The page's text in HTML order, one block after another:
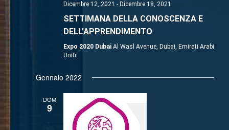
Dicembre 12, 2021 - Dicembre 18, 2021
SETTIMANA DELLA CONOSCENZA E
DELL’APPRENDIMENTO
Expo 2020 Dubai Al Wasl Avenue, Dubai, Emirati Arabi
Uniti
Gennaio 2022
DOM
9